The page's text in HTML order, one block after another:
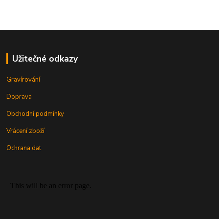
Užitečné odkazy
Gravírování
Doprava
Obchodní podmínky
Vrácení zboží
Ochrana dat